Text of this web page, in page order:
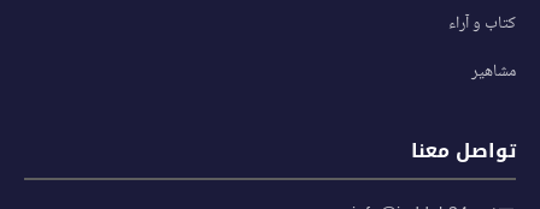
كتاب و آراء
مشاهير
تواصل معنا